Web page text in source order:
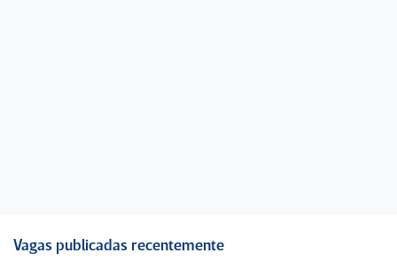
Vagas publicadas recentemente